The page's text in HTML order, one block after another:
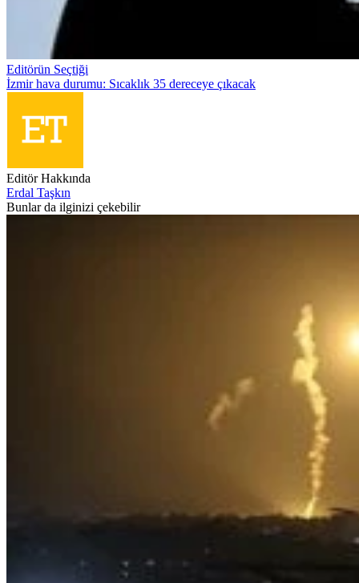
Editörün Seçtiği
İzmir hava durumu: Sıcaklık 35 dereceye çıkacak
Editör Hakkında
Erdal Taşkın
Bunlar da ilginizi çekebilir